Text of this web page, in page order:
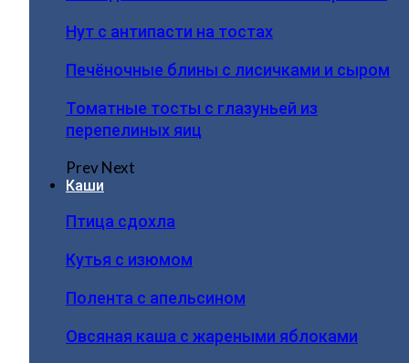
Нут с антипасти на тостах
Печёночные блины с лисичками и сыром
Томатные тосты с глазуньей из
перепелиных яиц
PrevNext
Каши
Птица сдохла
Кутья с изюмом
Полента с апельсином
Овсяная каша с жареными яблоками